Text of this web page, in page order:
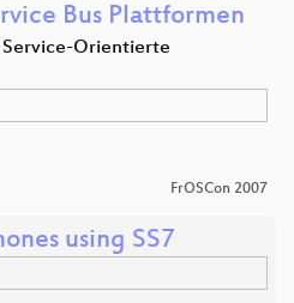
Bus Plattformen
Service-Orientierte
FrOSCon 2007
using SS7